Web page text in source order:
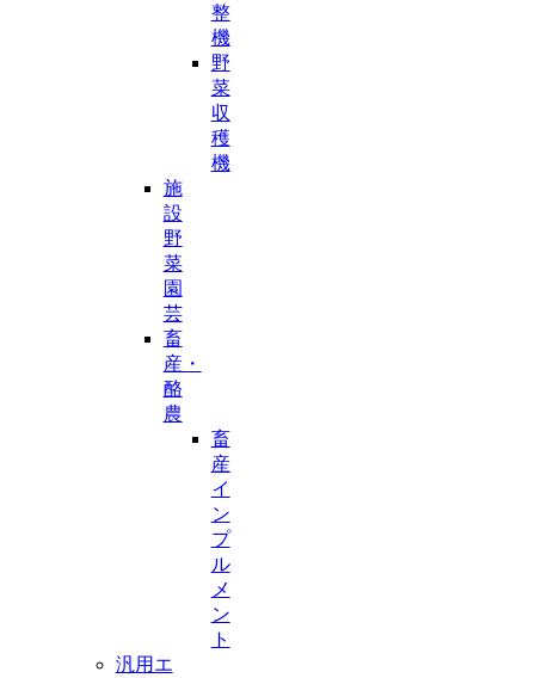
整
機
野
菜
収
穫
機
施
設
野
菜
園
芸
畜
産・
酪
農
畜
産
イ
ン
プ
ル
メ
ン
ト
汎用エ